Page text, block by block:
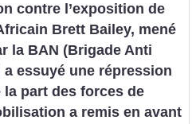
contre l’exposition de
Brett Bailey, mené
la BAN (Brigade Anti
a essuyé une répression
la part des forces de
a remis en avant